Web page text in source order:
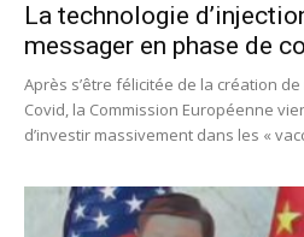
La technologie
messager en phase de
Après s’être félicitée de la création
Covid, la Commission Européenne
d’investir massivement dans les «